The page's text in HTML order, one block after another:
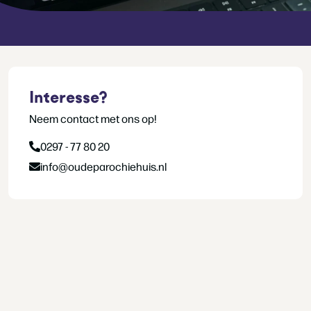
Interesse?
Neem contact met ons op!
0297 - 77 80 20
info@oudeparochiehuis.nl